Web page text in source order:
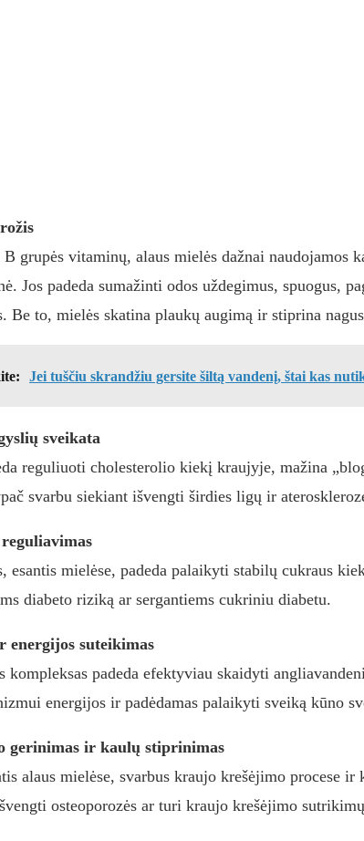
grupės vitaminų, alaus mielės dažnai naudojamos
Jos padeda sumažinti odos uždegimus, spuogus,
Be to, mielės skatina plaukų augimą ir stiprina
Jei tuščiu skrandžiu gersite šiltą vandenį, štai kas
sveikata
reguliuoti cholesterolio kiekį kraujyje, mažina
svarbu siekiant išvengti širdies ligų ir
esantis mielėse, padeda palaikyti stabilų cukraus
diabeto riziką ar sergantiems cukriniu diabetu.
energijos suteikimas
kompleksas padeda efektyviau skaidyti
energijos ir padėdamas palaikyti sveiką kūno
gerinimas ir kaulų stiprinimas
alaus mielėse, svarbus kraujo krešėjimo procese
osteoporozės ar turi kraujo krešėjimo